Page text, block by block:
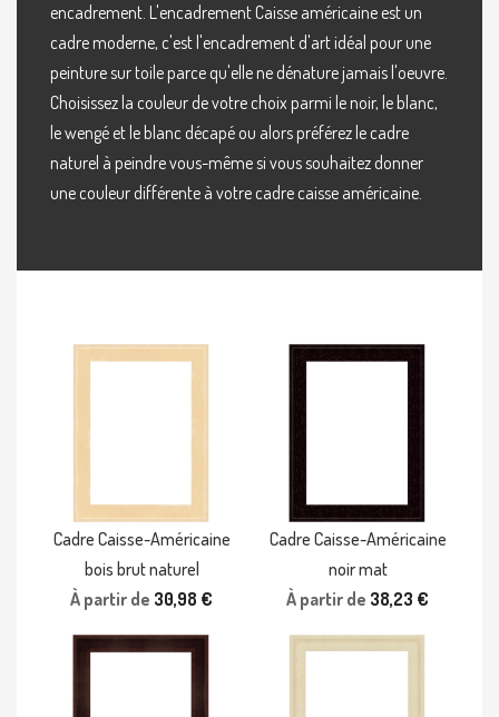
encadrement. L'encadrement Caisse américaine est un
cadre moderne, c'est l'encadrement d'art idéal pour une
peinture sur toile parce qu'elle ne dénature jamais l'oeuvre.
Choisissez la couleur de votre choix parmi le noir, le blanc,
le wengé et le blanc décapé ou alors préférez le cadre
naturel à peindre vous-même si vous souhaitez donner
une couleur différente à votre cadre caisse américaine.
Cadre Caisse-Américaine
bois brut naturel
À partir de 30,98 €
Cadre Caisse-Américaine
noir mat
À partir de 38,23 €